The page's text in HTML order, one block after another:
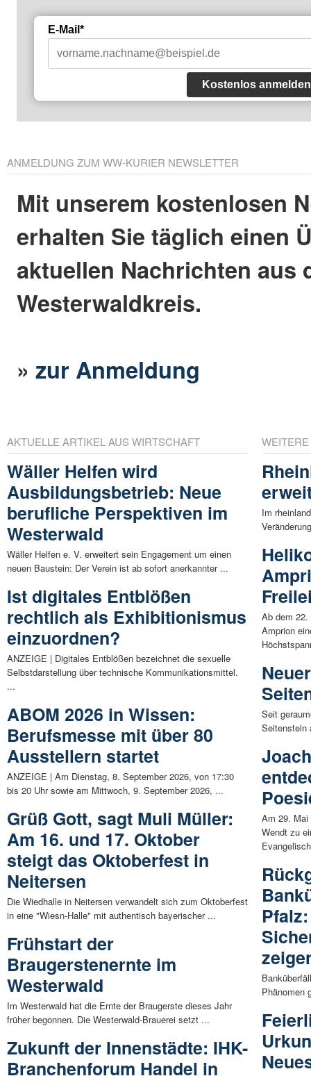
E-Mail*
Kostenlos anmelden
ANMELDUNG ZUM WW-KURIER NEWSLETTER
Mit unserem kostenlosen
erhalten Sie täglich einen
aktuellen Nachrichten aus
Westerwaldkreis.
»zur Anmeldung
AKTUELLE ARTIKEL AUS WIRTSCHAFT
Wäller Helfen wird
Ausbildungsbetrieb: Neue
berufliche Perspektiven im
Westerwald
Wäller Helfen e. V. erweitert sein Engagement um einen
neuen Baustein: Der Verein ist ab sofort anerkannter ...
Ist digitales Entblößen
rechtlich als Exhibitionismus
einzuordnen?
ANZEIGE | Digitales Entblößen bezeichnet die sexuelle
Selbstdarstellung über technische Kommunikationsmittel.
...
ABOM 2026 in Wissen:
Berufsmesse mit über 80
Ausstellern startet
ANZEIGE | Am Dienstag, 8. September 2026, von 17:30
bis 20 Uhr sowie am Mittwoch, 9. September 2026, ...
Grüß Gott, sagt Muli Müller:
Am 16. und 17. Oktober
steigt das Oktoberfest in
Neitersen
Die Wiedhalle in Neitersen verwandelt sich zum Oktoberfest
in eine "Wiesn-Halle" mit authentisch bayerischer ...
Frühstart der
Braugerstenernte im
Westerwald
Im Westerwald hat die Ernte der Braugerste dieses Jahr
früher begonnen. Die Westerwald-Brauerei setzt ...
Zukunft der Innenstädte: IHK-
Branchenforum Handel in
Im
Ab dem
Amprion
Seit
Seitenstein
Am 29.
Wendt zu
Pfalz:
Phänomen